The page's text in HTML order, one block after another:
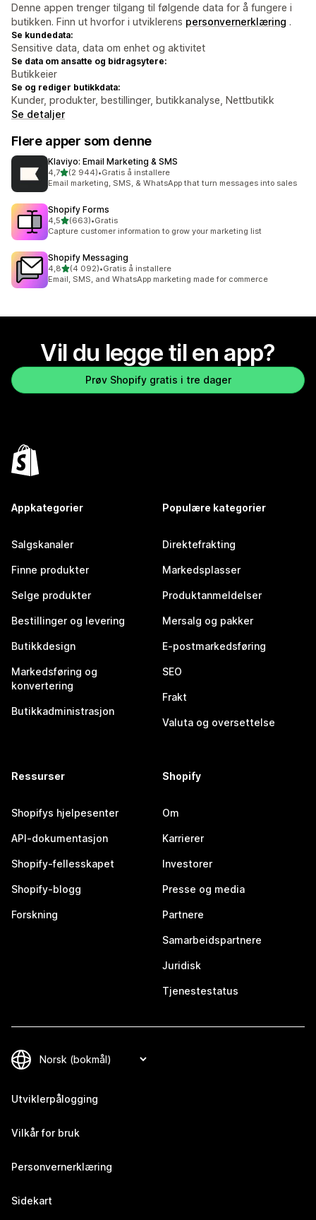
Denne appen trenger tilgang til følgende data for å fungere i
butikken. Finn ut hvorfor i utviklerens personvernerklæring .
Se kundedata:
Sensitive data, data om enhet og aktivitet
Se data om ansatte og bidragsytere:
Butikkeier
Se og rediger butikkdata:
Kunder, produkter, bestillinger, butikkanalyse, Nettbutikk
Se detaljer
Flere apper som denne
Klaviyo: Email Marketing & SMS
4,7av 5 stjerner
(2 944)
Totalt 2944 omtaler
•Gratis å installere
Email marketing, SMS, & WhatsApp that turn messages into sales
Shopify Forms
4,5av 5 stjerner
(663)
Totalt 663 omtaler
•Gratis
Capture customer information to grow your marketing list
Shopify Messaging
4,8av 5 stjerner
(4 092)
Totalt 4092 omtaler
•Gratis å installere
Email, SMS, and WhatsApp marketing made for commerce
Vil du legge til en app?
Prøv Shopify gratis i tre dager
Appkategorier
Salgskanaler
Finne produkter
Selge produkter
Bestillinger og levering
Butikkdesign
Markedsføring og
konvertering
Butikkadministrasjon
Populære kategorier
Direktefrakting
Markedsplasser
Produktanmeldelser
Mersalg og pakker
E-postmarkedsføring
SEO
Frakt
Valuta og oversettelse
Ressurser
Shopifys hjelpesenter
API-dokumentasjon
Shopify-fellesskapet
Shopify-blogg
Forskning
Shopify
Om
Karrierer
Investorer
Presse og media
Partnere
Samarbeidspartnere
Juridisk
Tjenestestatus
Utviklerpålogging
Vilkår for bruk
Personvernerklæring
Sidekart